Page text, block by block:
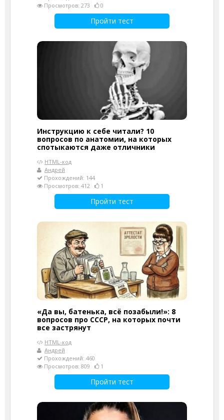
Просмотров: 273
0
Пройти тест
Инструкцию к себе читали? 10
вопросов по анатомии, на которых
спотыкаются даже отличники
HTML-код
Андрей
Прохождений: 144
Просмотров: 412
1
Пройти тест
«Да вы, батенька, всё позабыли!»: 8
вопросов про СССР, на которых почти
все застрянут
HTML-код
Андрей
Прохождений: 460
Просмотров: 809
1
Пройти тест